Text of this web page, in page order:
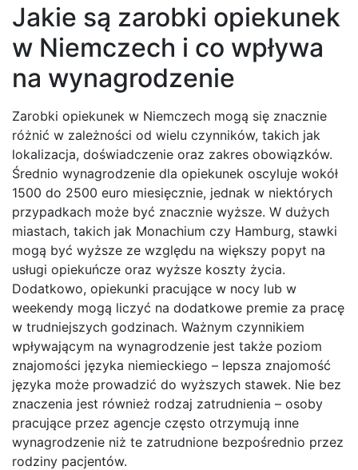
Jakie są zarobki opiekunek
w Niemczech i co wpływa
na wynagrodzenie
Zarobki opiekunek w Niemczech mogą się znacznie
różnić w zależności od wielu czynników, takich jak
lokalizacja, doświadczenie oraz zakres obowiązków.
Średnio wynagrodzenie dla opiekunek oscyluje wokół
1500 do 2500 euro miesięcznie, jednak w niektórych
przypadkach może być znacznie wyższe. W dużych
miastach, takich jak Monachium czy Hamburg, stawki
mogą być wyższe ze względu na większy popyt na
usługi opiekuńcze oraz wyższe koszty życia.
Dodatkowo, opiekunki pracujące w nocy lub w
weekendy mogą liczyć na dodatkowe premie za pracę
w trudniejszych godzinach. Ważnym czynnikiem
wpływającym na wynagrodzenie jest także poziom
znajomości języka niemieckiego – lepsza znajomość
języka może prowadzić do wyższych stawek. Nie bez
znaczenia jest również rodzaj zatrudnienia – osoby
pracujące przez agencje często otrzymują inne
wynagrodzenie niż te zatrudnione bezpośrednio przez
rodziny pacjentów.